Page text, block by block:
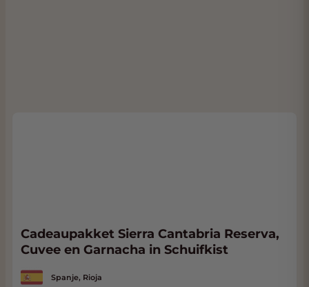
Cadeaupakket Sierra Cantabria Reserva,
Cuvee en Garnacha in Schuifkist
Spanje, Rioja